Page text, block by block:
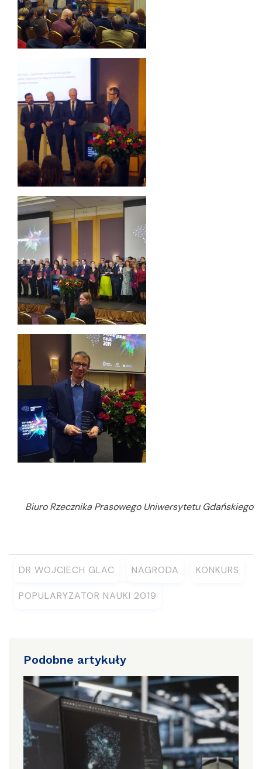
Biuro Rzecznika Prasowego Uniwersytetu Gdańskiego
DR WOJCIECH GLAC NAGRODA KONKURS
POPULARYZATOR NAUKI 2019
Podobne artykuły